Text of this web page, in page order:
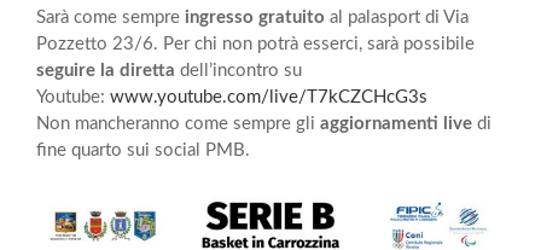
Sarà come sempre ingresso gratuito al palasport di Via
Pozzetto 23/6. Per chi non potrà esserci, sarà possibile
seguire la diretta dell’incontro su
Youtube: www.youtube.com/live/T7kCZCHcG3s
Non mancheranno come sempre gli aggiornamenti live di
fine quarto sui social PMB.